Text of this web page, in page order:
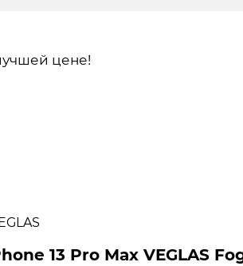
цене!
13 Pro Max VEGLAS